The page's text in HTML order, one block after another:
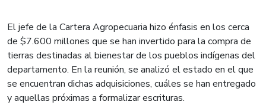
​​​​​El jefe de la Cartera Agropecuaria hizo énfasis en los cerca
de $7.600 millones que se han invertido para la compra de
tierras destinadas al bienestar de los pueblos indígenas del
departamento. En la reunión, se analizó el estado en el que
se encuentran dichas adquisiciones, cuáles se han entregado
y aquellas próximas a formalizar escrituras.